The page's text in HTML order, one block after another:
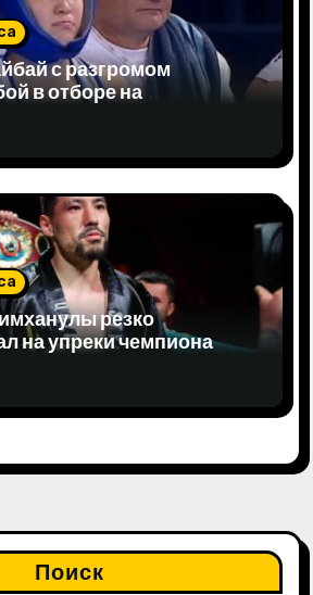
с разгромом
в отборе на
резко
на упреки чемпиона
Поиск